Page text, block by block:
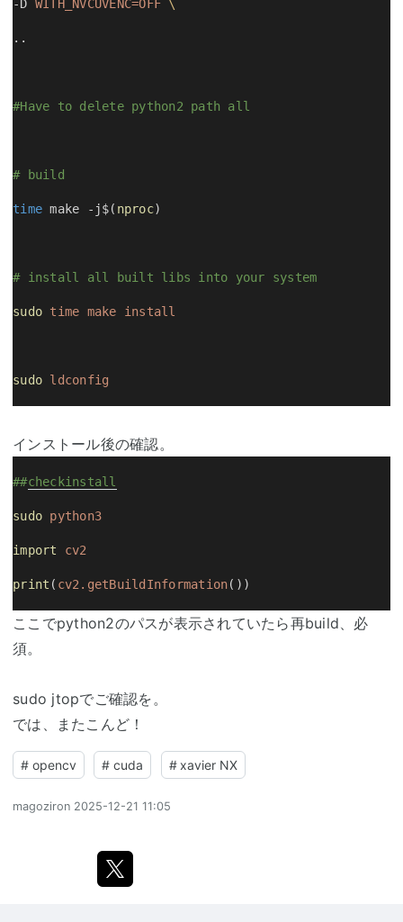
-D WITH_NVCUVENC=OFF \
..
#Have to delete python2 path all
# build
time make -j$( nproc)
# install all built libs into your system
sudo time make install
sudo ldconfig
インストール後の確認。
##checkinstall
sudo python3
import cv2
print ( cv2.getBuildInformation())
ここでpython2のパスが表示されていたら再build、必
須。
sudo jtopでご確認を。
では、またこんど！
# opencv # cuda # xavier NX
magoziron 2025-12-21 11:05